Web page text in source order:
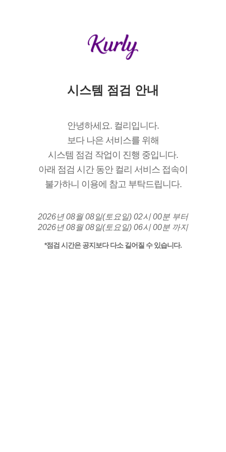
시스템 점검 안내
안녕하세요. 컬리입니다.
보다 나은 서비스를 위해
시스템 점검 작업이 진행 중입니다.
아래 점검 시간 동안 컬리 서비스 접속이
불가하니 이용에 참고 부탁드립니다.
2026년 08월 08일(토요일) 02시 00분 부터
2026년 08월 08일(토요일) 06시 00분 까지
*점검 시간은 공지보다 다소 길어질 수 있습니다.